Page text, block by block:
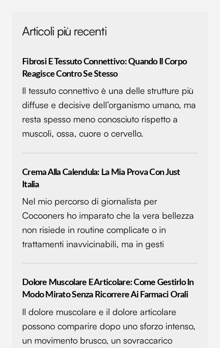
Articoli più recenti
Fibrosi E Tessuto Connettivo: Quando Il Corpo
Reagisce Contro Se Stesso
Il tessuto connettivo è una delle strutture più
diffuse e decisive dell’organismo umano, ma
resta spesso meno conosciuto rispetto a
muscoli, ossa, cuore o cervello.
Crema Alla Calendula: La Mia Prova Con Just
Italia
Nel mio percorso di giornalista per
Cocooners ho imparato che la vera bellezza
non risiede in routine complicate o in
trattamenti inavvicinabili, ma in gesti
Dolore Muscolare E Articolare: Come Gestirlo In
Modo Mirato Senza Ricorrere Ai Farmaci Orali
Il dolore muscolare e il dolore articolare
possono comparire dopo uno sforzo intenso,
un movimento brusco, un sovraccarico